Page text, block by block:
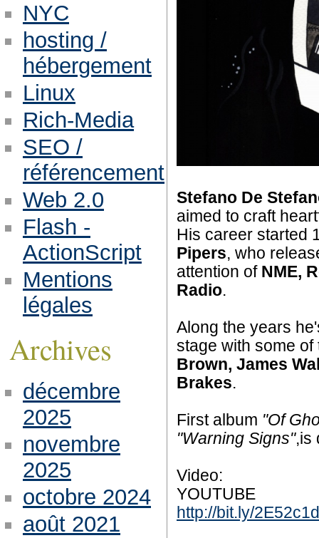
Stefano De
aimed to craft
His career started
Pipers, who
attention of NME,
Radio.
Along the years
stage with some
Brown, James
Brakes.
First album "Of
"Warning Signs",is
Video:
YOUTUBE
http://bit.ly/2E52c1d
NYC
hosting /
hébergement
Linux
Rich-Media
SEO /
référencement
Web 2.0
Flash -
ActionScript
Mentions
légales
Archives
décembre
2025
novembre
2025
octobre 2024
août 2021